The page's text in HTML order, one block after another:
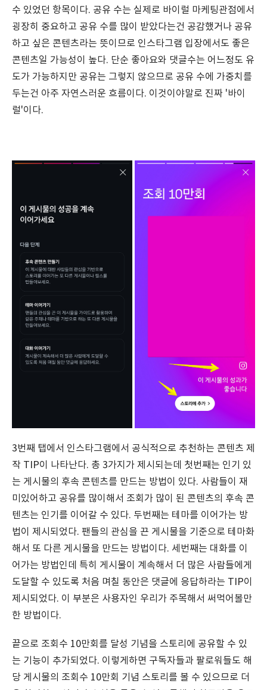
수 있었던 항목이다. 공유 수는 실제로 바이럴 마케팅관점에서
굉장히 중요하고 공유 수를 많이 받았다는건 공감했거나 공유
하고 싶은 콘텐츠라는 뜻이므로 인스타그램 입장에서도 좋은
콘텐츠일 가능성이 높다. 단순 좋아요와 댓글수는 어느정도 유
도가 가능하지만 공유는 그렇지 않으므로 공유 수에 가중치를
두는건 아주 자연스러운 흐름이다. 이것이야말로 진짜 '바이
럴'이다.
3번째 탭에서 인스타그램에서 공식적으로 추천하는 콘텐츠 제
작 TIP이 나타난다. 총 3가지가 제시되는데 첫번째는 인기 있
는 게시물의 후속 콘텐츠를 만드는 방법이 있다. 사람들이 재
미있어하고 공유를 많이해서 조회가 많이 된 콘텐츠의 후속 콘
텐츠는 인기를 이어갈 수 있다. 두번째는 테마를 이어가는 방
법이 제시되었다. 팬들의 관심을 끈 게시물을 기준으로 테마화
해서 또 다른 게시물을 만드는 방법이다. 세번째는 대화를 이
어가는 방법인데 특히 게시물이 계속해서 더 많은 사람들에게
도달할 수 있도록 처음 며칠 동안은 댓글에 응답하라는 TIP이
제시되었다. 이 부분은 사용자인 우리가 주목해서 써먹어볼만
한 방법이다.
끝으로 조회수 10만회를 달성 기념을 스토리에 공유할 수 있
는 기능이 추가되었다. 이렇게하면 구독자들과 팔로워들도 해
당 게시물의 조회수 10만회 기념 스토리를 볼 수 있으므로 더